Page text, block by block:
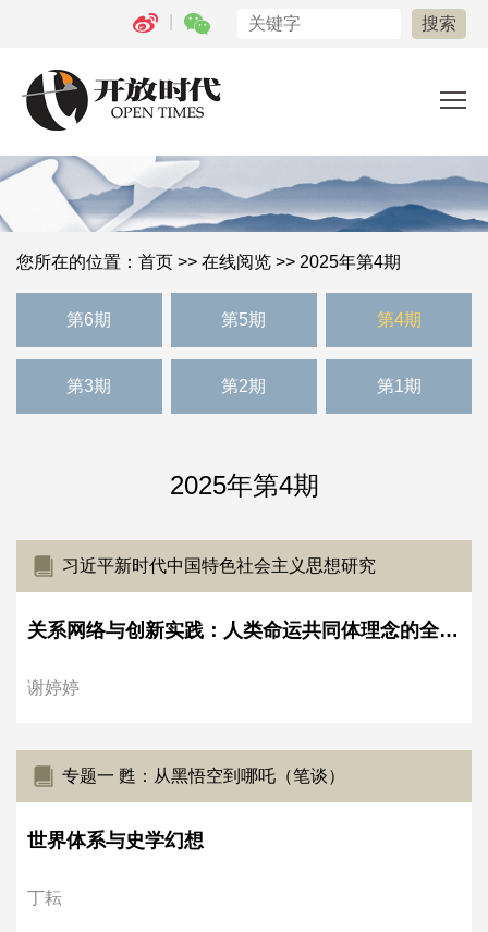
您所在的位置： 首页 >> 在线阅览 >> 2025年第4期
第6期 第5期 第4期
第3期 第2期 第1期
2025年第4期
习近平新时代中国特色社会主义思想研究
关系网络与创新实践：人类命运共同体理念的全球治理路径重构*
谢婷婷
专题一 甦：从黑悟空到哪吒（笔谈）
世界体系与史学幻想
丁耘